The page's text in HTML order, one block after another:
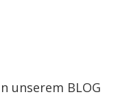
unserem BLOG